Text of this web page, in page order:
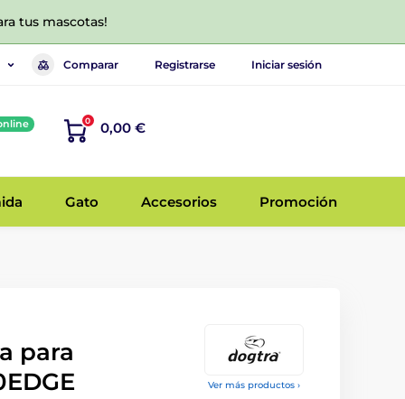
tus mascotas!
Comparar Registrarse Iniciar sesión
0 0,00 €
Gato Accesorios Promoción
Ver más productos ›
para